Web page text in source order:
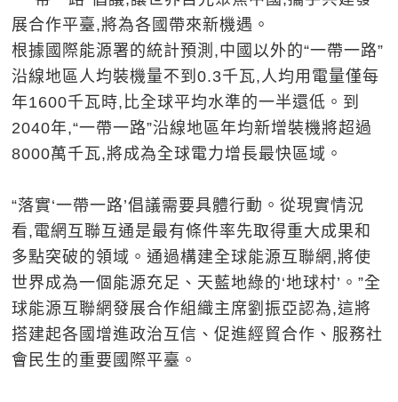
展合作平臺,將為各國帶來新機遇。
根據國際能源署的統計預測,中國以外的“一帶一路”
沿線地區人均裝機量不到0.3千瓦,人均用電量僅每
年1600千瓦時,比全球平均水準的一半還低。到
2040年,“一帶一路”沿線地區年均新增裝機將超過
8000萬千瓦,將成為全球電力增長最快區域。
“落實‘一帶一路’倡議需要具體行動。從現實情況
看,電網互聯互通是最有條件率先取得重大成果和
多點突破的領域。通過構建全球能源互聯網,將使
世界成為一個能源充足、天藍地綠的‘地球村’。”全
球能源互聯網發展合作組織主席劉振亞認為,這將
搭建起各國增進政治互信、促進經貿合作、服務社
會民生的重要國際平臺。